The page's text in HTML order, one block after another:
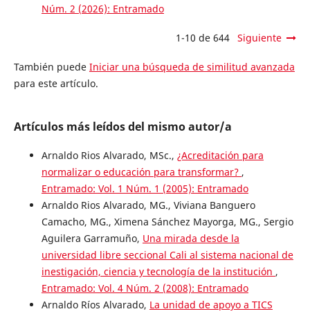
Núm. 2 (2026): Entramado
1-10 de 644 Siguiente
También puede Iniciar una búsqueda de similitud avanzada
para este artículo.
Artículos más leídos del mismo autor/a
Arnaldo Rios Alvarado, MSc., ¿Acreditación para
normalizar o educación para transformar? ,
Entramado: Vol. 1 Núm. 1 (2005): Entramado
Arnaldo Rios Alvarado, MG., Viviana Banguero
Camacho, MG., Ximena Sánchez Mayorga, MG., Sergio
Aguilera Garramuño, Una mirada desde la
universidad libre seccional Cali al sistema nacional de
inestigación, ciencia y tecnología de la institución ,
Entramado: Vol. 4 Núm. 2 (2008): Entramado
Arnaldo Ríos Alvarado, La unidad de apoyo a TICS